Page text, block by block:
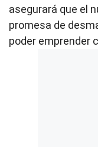
asegurará que el
promesa de
poder emprender